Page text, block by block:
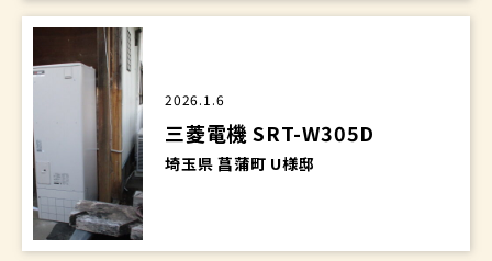
2026.1.6
三菱電機 SRT-W305D
埼玉県 菖蒲町 U様邸